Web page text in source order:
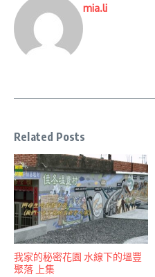
mia.li
Related Posts
我家的秘密花園 水線下的塭豐
聚落 上集